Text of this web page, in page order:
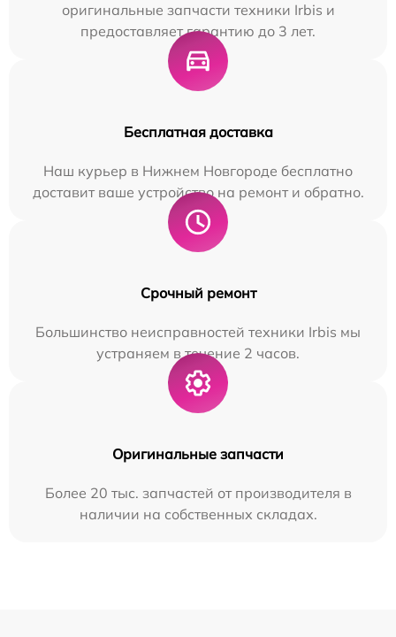
оригинальные запчасти техники Irbis и
предоставляет гарантию до 3 лет.
Бесплатная доставка
Наш курьер в Нижнем Новгороде бесплатно
доставит ваше устройство на ремонт и обратно.
Срочный ремонт
Большинство неисправностей техники Irbis мы
устраняем в течение 2 часов.
Оригинальные запчасти
Более 20 тыс. запчастей от производителя в
наличии на собственных складах.